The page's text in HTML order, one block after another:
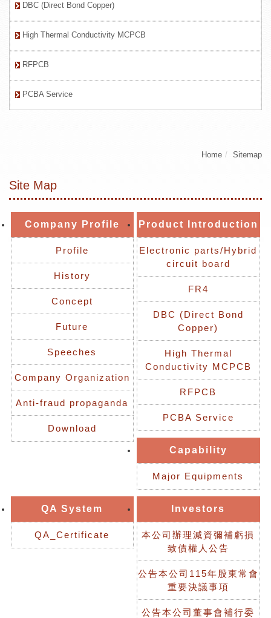
DBC (Direct Bond Copper)
High Thermal Conductivity MCPCB
RFPCB
PCBA Service
Home Sitemap
Site Map
Company Profile
Profile
History
Concept
Future
Speeches
Company Organization
Anti-fraud propaganda
Download
Product Introduction
Electronic parts/Hybrid
circuit board
FR4
DBC (Direct Bond
Copper)
High Thermal
Conductivity MCPCB
RFPCB
PCBA Service
Capability
Major Equipments
QA System
QA_Certificate
Investors
本公司辦理減資彌補虧損
致債權人公告
公告本公司115年股東常會
重要決議事項
公告本公司董事會補行委